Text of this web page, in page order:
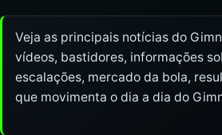
Veja as principais notícias do
vídeos, bastidores, informações
escalações, mercado da bola,
que movimenta o dia a dia do